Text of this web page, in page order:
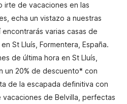
irte de vacaciones en las
echa un vistazo a nuestras
varias casas de
St Lluís, Formentera, España.
de última hora en St Lluís,
un 20% de descuento* con
de la escapada definitiva con
de Belvilla, perfectas